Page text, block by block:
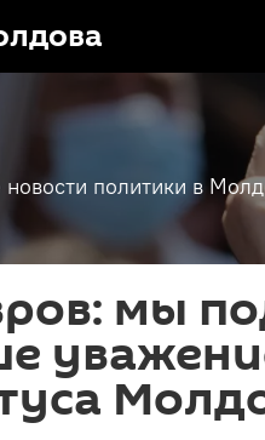
политики в
мы